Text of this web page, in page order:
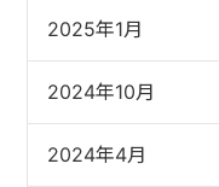
2025年1月
2024年10月
2024年4月